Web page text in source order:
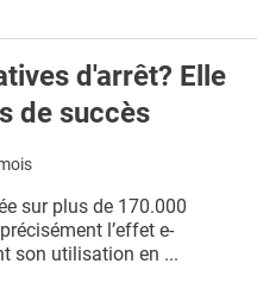
d'arrêt? Elle
de succès
sur plus de 170.000
l’effet e-
son utilisation en ...